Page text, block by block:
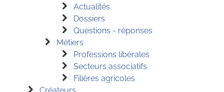
Actualités
Dossiers
Questions - réponses
Métiers
Professions libérales
Secteurs associatifs
Filières agricoles